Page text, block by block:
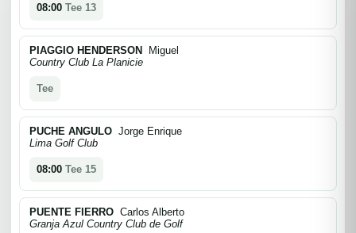
08:00 Tee 13
PIAGGIO HENDERSON Miguel
Country Club La Planicie
Tee
PUCHE ANGULO Jorge Enrique
Lima Golf Club
08:00 Tee 15
PUENTE FIERRO Carlos Alberto
Granja Azul Country Club de Golf